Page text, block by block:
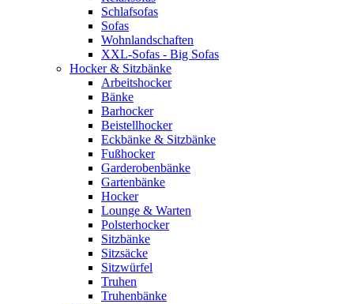
Schlafsofas
Sofas
Wohnlandschaften
XXL-Sofas - Big Sofas
Hocker & Sitzbänke
Arbeitshocker
Bänke
Barhocker
Beistellhocker
Eckbänke & Sitzbänke
Fußhocker
Garderobenbänke
Gartenbänke
Hocker
Lounge & Warten
Polsterhocker
Sitzbänke
Sitzsäcke
Sitzwürfel
Truhen
Truhenbänke